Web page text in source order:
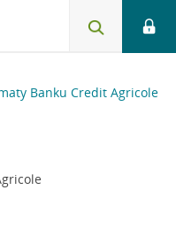
Banku Credit Agricole